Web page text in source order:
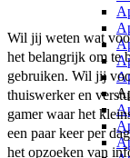
Wil jij weten wat
het belangrijk om te
gebruiken. Wil jij
thuiswerker en
gamer waar het
een paar keer per
het opzoeken van